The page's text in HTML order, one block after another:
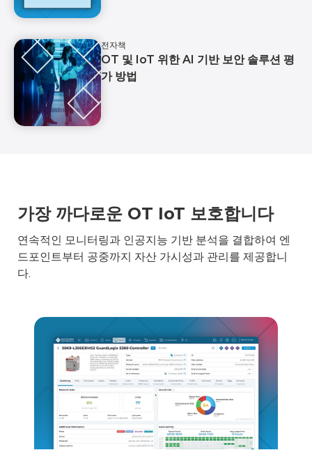
전자책
OT 및 IoT 위한 AI 기반 보안 솔루션 평
가 방법
가장 까다로운 OT IoT 보호합니다
연속적인 모니터링과 인공지능 기반 분석을 결합하여 엔
드포인트부터 공중까지 자산 가시성과 관리를 제공합니
다.